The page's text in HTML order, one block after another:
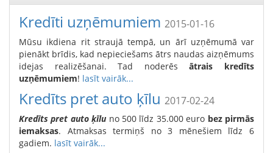
Kredīti uzņēmumiem 2015-01-16
Mūsu ikdiena rit straujā tempā, un ārī uzņēmumā var
pienākt brīdis, kad nepieciešams ātrs naudas aizņēmums
idejas realizēšanai. Tad noderēsātrais kredīts
uzņēmumiem! lasīt vairāk...
Kredīts pret auto ķīlu 2017-02-24
Kredīts pret auto ķīlu no 500 līdz 35.000 euro bez pirmās
iemaksas. Atmaksas termiņš no 3 mēnešiem līdz 6
gadiem. lasīt vairāk...